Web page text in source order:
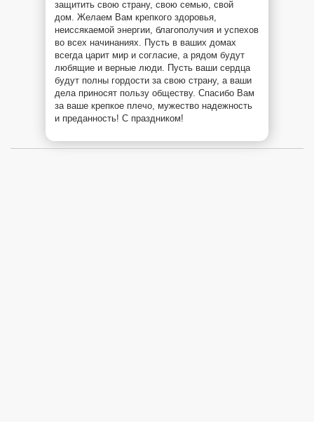
защитить свою страну, свою семью, свой
дом. Желаем Вам крепкого здоровья,
неиссякаемой энергии, благополучия и успехов
во всех начинаниях. Пусть в ваших домах
всегда царит мир и согласие, а рядом будут
любящие и верные люди. Пусть ваши сердца
будут полны гордости за свою страну, а ваши
дела приносят пользу обществу. Спасибо Вам
за ваше крепкое плечо, мужество надежность
и преданность! С праздником!